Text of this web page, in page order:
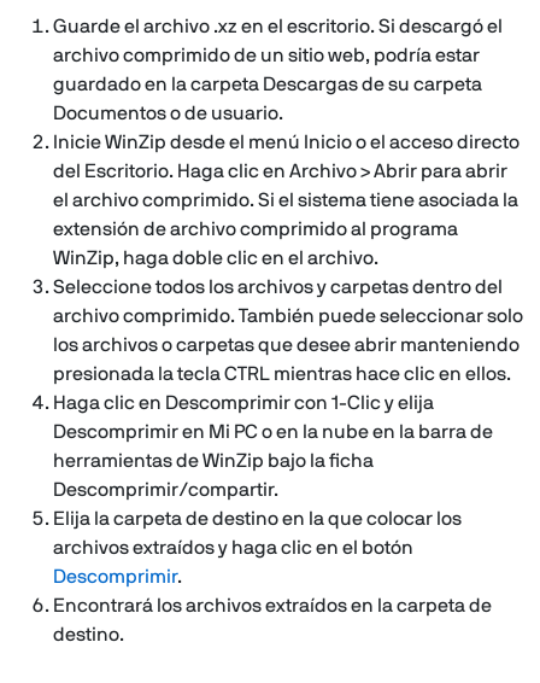
Guarde el archivo .xz en el escritorio. Si descargó el
archivo comprimido de un sitio web, podría estar
guardado en la carpeta Descargas de su carpeta
Documentos o de usuario.
Inicie WinZip desde el menú Inicio o el acceso directo
del Escritorio. Haga clic en Archivo > Abrir para abrir
el archivo comprimido. Si el sistema tiene asociada la
extensión de archivo comprimido al programa
WinZip, haga doble clic en el archivo.
Seleccione todos los archivos y carpetas dentro del
archivo comprimido. También puede seleccionar solo
los archivos o carpetas que desee abrir manteniendo
presionada la tecla CTRL mientras hace clic en ellos.
Haga clic en Descomprimir con 1-Clic y elija
Descomprimir en Mi PC o en la nube en la barra de
herramientas de WinZip bajo la ficha
Descomprimir/compartir.
Elija la carpeta de destino en la que colocar los
archivos extraídos y haga clic en el botón
Descomprimir.
Encontrará los archivos extraídos en la carpeta de
destino.